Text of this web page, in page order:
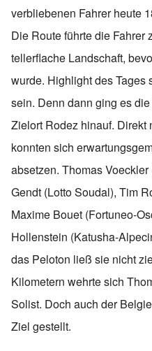
verbliebenen Fahrer heute
Die Route führte die Fahrer
tellerflache Landschaft,
wurde. Highlight des Tages
sein. Denn dann ging es
Zielort Rodez hinauf. Direkt
konnten sich
absetzen. Thomas
Gendt (Lotto Soudal), Tim
Maxime Bouet (Fortuneo-
Hollenstein (Katusha-
das Peloton ließ sie nicht
Kilometern wehrte sich
Solist. Doch auch der
Ziel gestellt.